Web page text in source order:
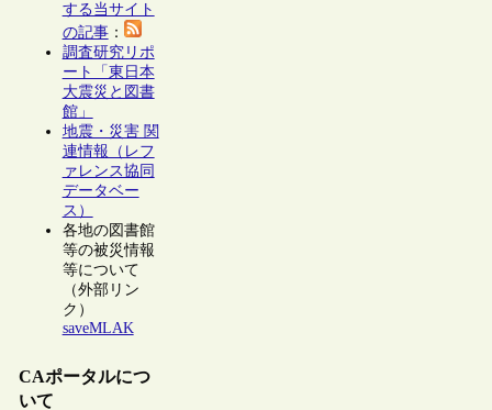
する当サイト
の記事：
調査研究リポ
ート「東日本
大震災と図書
館」
地震・災害 関
連情報（レフ
ァレンス協同
データベー
ス）
各地の図書館
等の被災情報
等について
（外部リン
ク）
saveMLAK
CAポータルにつ
いて